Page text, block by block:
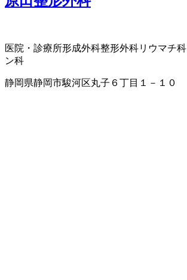
医院・診療所形成外科整形外科リウマチ科
ン科
静岡県静岡市駿河区丸子６丁目１－１０